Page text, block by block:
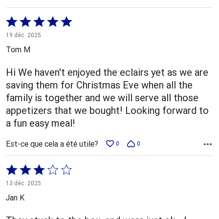
Coté
5 sur
5
19 déc. 2025
Tom M
Hi We haven't enjoyed the eclairs yet as we are
saving them for Christmas Eve when all the
family is together and we will serve all those
appetizers that we bought! Looking forward to
a fun easy meal!
Est-ce que cela a été utile? 0 0
Coté
3 sur
5
13 déc. 2025
Jan K